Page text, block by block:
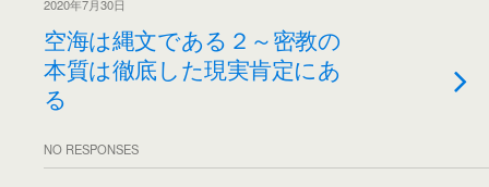
2020年7月30日
空海は縄文である２～密教の
本質は徹底した現実肯定にあ
る
NO RESPONSES